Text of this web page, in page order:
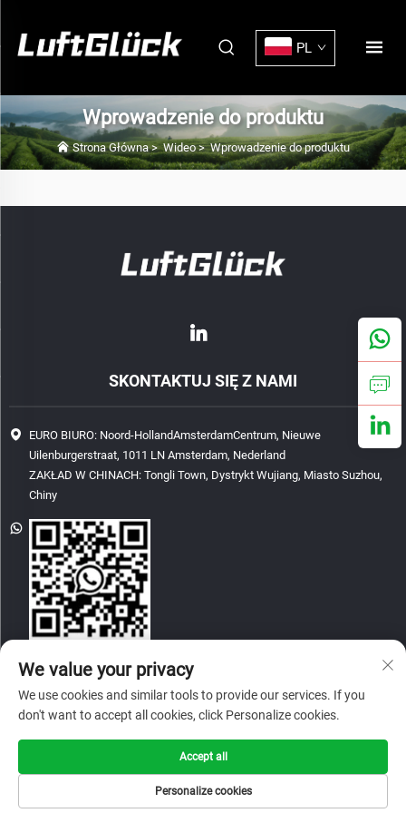
PL
Wprowadzenie do produktu
Strona Główna>Wideo>Wprowadzenie do produktu
SKONTAKTUJ SIĘ Z NAMI
EURO BIURO: Noord-HollandAmsterdamCentrum, Nieuwe
Uilenburgerstraat, 1011 LN Amsterdam, Nederland
ZAKŁAD W CHINACH: Tongli Town, Dystrykt Wujiang, Miasto Suzhou,
Chiny
[email protected]
Polityka prywatności
We value your privacy
We use cookies and similar tools to provide our services. If you
don't want to accept all cookies, click Personalize cookies.
Personalize cookies
Accept all